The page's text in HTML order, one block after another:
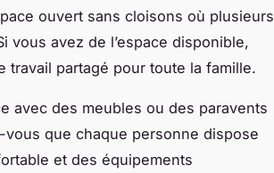
ouvert sans cloisons où plusieurs
vous avez de l’espace disponible,
travail partagé pour toute la famille.
avec des meubles ou des paravents
que chaque personne dispose
et des équipements